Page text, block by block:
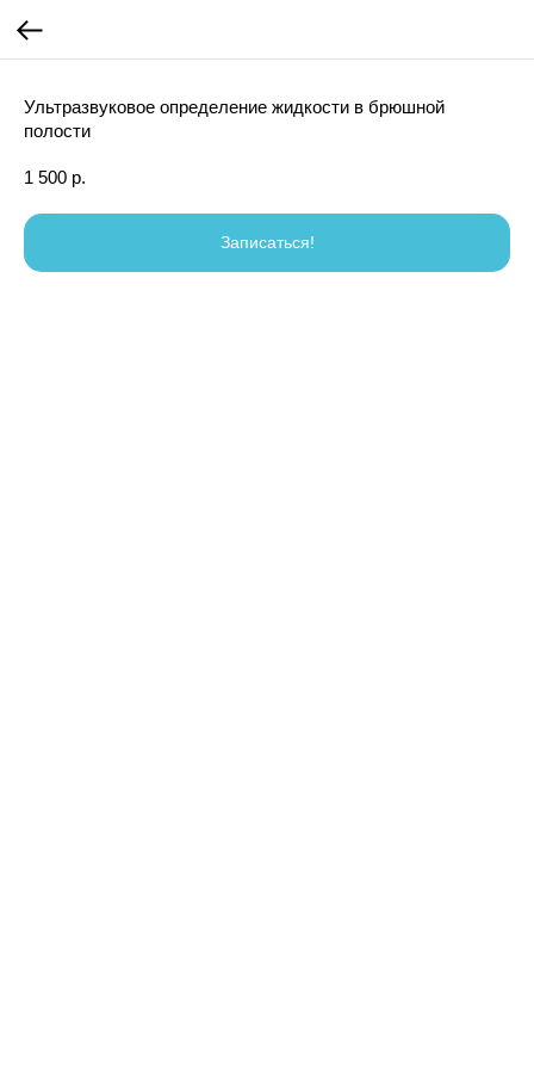
Ультразвуковое определение жидкости в брюшной
полости
1 500 р.
Записаться!